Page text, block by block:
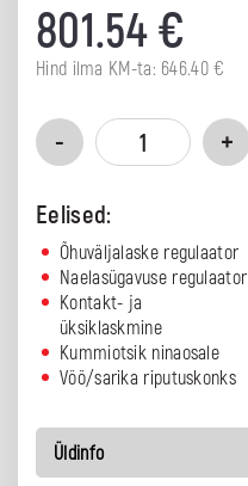
801.54€
Hind ilma KM-ta: 646.40€
Eelised:
Õhuväljalaske regulaator
Naelasügavuse regulaator
Kontakt- ja
üksiklaskmine
Kummiotsik ninaosale
Vöö/sarika riputuskonks
Üldinfo